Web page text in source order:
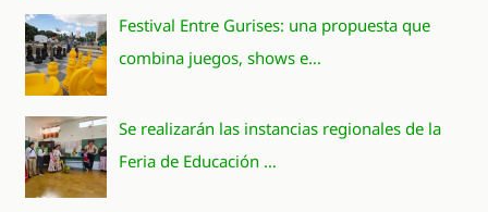
Festival Entre Gurises: una propuesta que
combina juegos, shows e…
Se realizarán las instancias regionales de la
Feria de Educación …